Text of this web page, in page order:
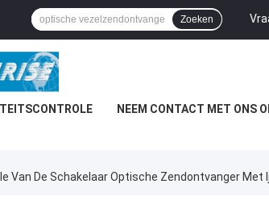
Zoeken
NEEM CONTACT MET ONS
Van De Schakelaar Optische Zendontvanger Met